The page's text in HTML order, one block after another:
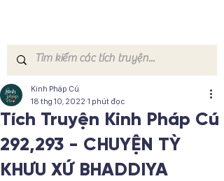
Tích Truyện Kinh Pháp Cú
292,293 - CHUYỆN TỲ
KHƯU XỨ BHADDIYA
Kinh Pháp Cú
18 thg 10, 2022 1 phút đọc